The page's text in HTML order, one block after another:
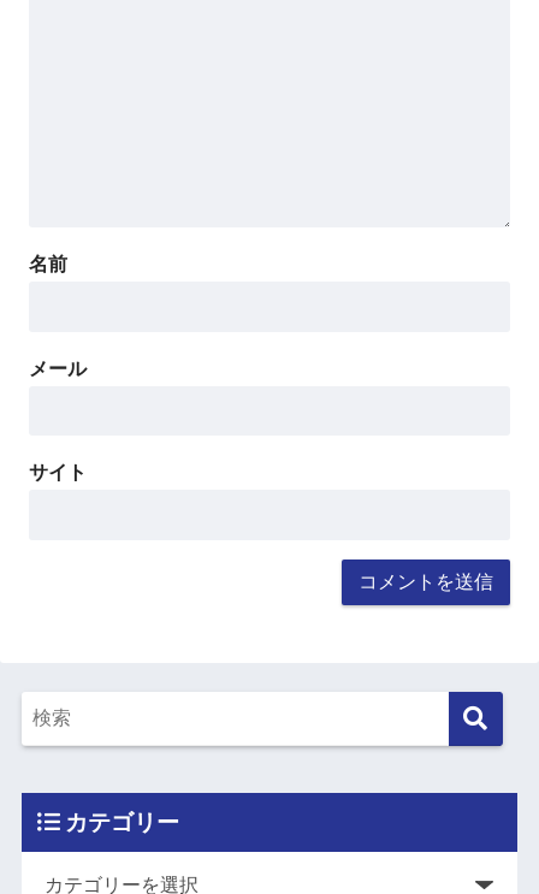
名前
メール
サイト
カテゴリー